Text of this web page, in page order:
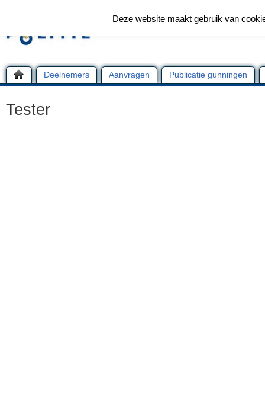
Deelnemers Aanvragen Publicatie gunningen
Tester
Deze website maakt gebruik van